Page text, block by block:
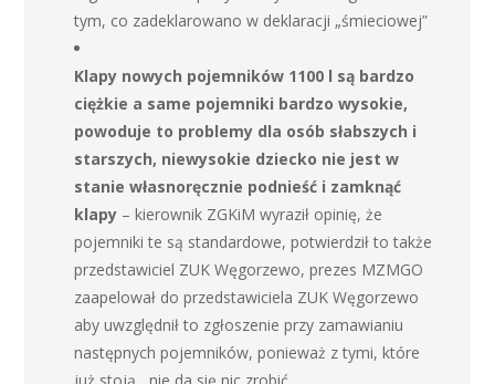
tym, co zadeklarowano w deklaracji „śmieciowej”
Klapy nowych pojemników 1100 l są bardzo
ciężkie a same pojemniki bardzo wysokie,
powoduje to problemy dla osób słabszych i
starszych, niewysokie dziecko nie jest w
stanie własnoręcznie podnieść i zamknąć
klapy– kierownik ZGKiM wyraził opinię, że
pojemniki te są standardowe, potwierdził to także
przedstawiciel ZUK Węgorzewo, prezes MZMGO
zaapelował do przedstawiciela ZUK Węgorzewo
aby uwzględnił to zgłoszenie przy zamawianiu
następnych pojemników, ponieważ z tymi, które